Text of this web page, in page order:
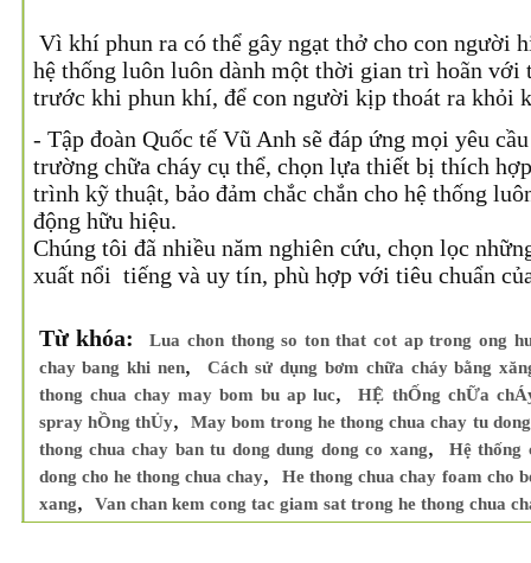
Vì khí phun ra có thể gây ngạt thở cho con người
hệ thống luôn luôn dành một thời gian trì hoãn với
trước khi phun khí, để con người kịp thoát ra khỏi
- Tập đoàn Quốc tế Vũ Anh sẽ đáp ứng mọi yêu
trường chữa cháy cụ thể, chọn lựa thiết bị thích
trình kỹ thuật, bảo đảm chắc chắn cho hệ thống
động hữu hiệu.
Chúng tôi đã nhiều năm nghiên cứu, chọn lọc
xuất nổi tiếng và uy tín, phù hợp với tiêu chuẩn
Từ khóa:
Lua chon thong so ton that cot ap trong ong
chay bang khi nen,Cách sử dụng bơm chữa cháy bằng
thong chua chay may bom bu ap luc,HỆ thỐng chỮa
spray hỒng thỦy, May bom trong he thong chua chay tu dong
thong chua chay ban tu dong dung dong co xang,
Hệ thống
dong cho he thong chua chay,
He thong chua chay foam cho
xang, Van chan kem cong tac giam sat trong he thong chua